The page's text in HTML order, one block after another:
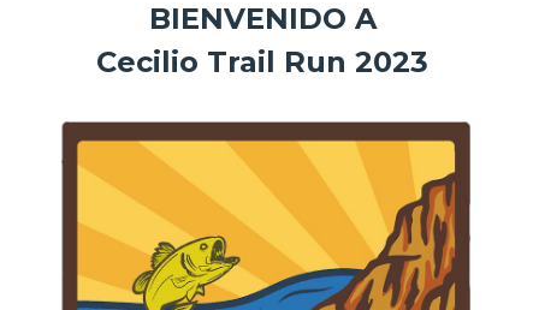
BIENVENIDO A
Cecilio Trail Run 2023